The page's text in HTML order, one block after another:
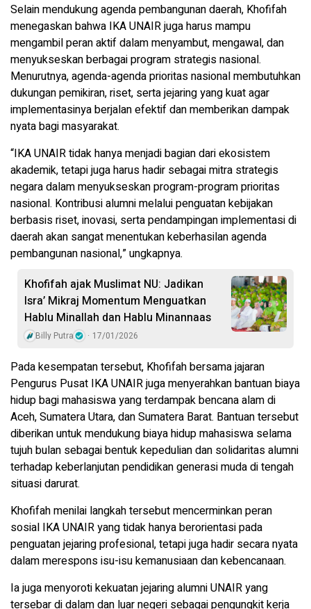
Selain mendukung agenda pembangunan daerah, Khofifah
menegaskan bahwa IKA UNAIR juga harus mampu
mengambil peran aktif dalam menyambut, mengawal, dan
menyukseskan berbagai program strategis nasional.
Menurutnya, agenda-agenda prioritas nasional membutuhkan
dukungan pemikiran, riset, serta jejaring yang kuat agar
implementasinya berjalan efektif dan memberikan dampak
nyata bagi masyarakat.
“IKA UNAIR tidak hanya menjadi bagian dari ekosistem
akademik, tetapi juga harus hadir sebagai mitra strategis
negara dalam menyukseskan program-program prioritas
nasional. Kontribusi alumni melalui penguatan kebijakan
berbasis riset, inovasi, serta pendampingan implementasi di
daerah akan sangat menentukan keberhasilan agenda
pembangunan nasional,” ungkapnya.
Khofifah ajak Muslimat NU: Jadikan
Isra’ Mikraj Momentum Menguatkan
Hablu Minallah dan Hablu Minannaas
Billy Putra 17/01/2026
Pada kesempatan tersebut, Khofifah bersama jajaran
Pengurus Pusat IKA UNAIR juga menyerahkan bantuan biaya
hidup bagi mahasiswa yang terdampak bencana alam di
Aceh, Sumatera Utara, dan Sumatera Barat. Bantuan tersebut
diberikan untuk mendukung biaya hidup mahasiswa selama
tujuh bulan sebagai bentuk kepedulian dan solidaritas alumni
terhadap keberlanjutan pendidikan generasi muda di tengah
situasi darurat.
Khofifah menilai langkah tersebut mencerminkan peran
sosial IKA UNAIR yang tidak hanya berorientasi pada
penguatan jejaring profesional, tetapi juga hadir secara nyata
dalam merespons isu-isu kemanusiaan dan kebencanaan.
Ia juga menyoroti kekuatan jejaring alumni UNAIR yang
tersebar di dalam dan luar negeri sebagai pengungkit kerja